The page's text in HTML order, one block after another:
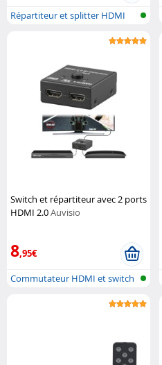
Répartiteur et splitter HDMI
Switch et répartiteur avec 2 ports
HDMI 2.0Auvisio
8,95€
Commutateur HDMI et switch